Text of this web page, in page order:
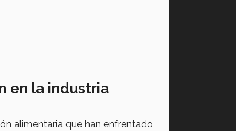
en la industria
alimentaria que han enfrentado